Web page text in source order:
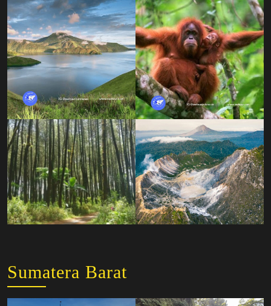
Sumatera Barat